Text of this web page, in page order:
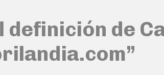
definición de